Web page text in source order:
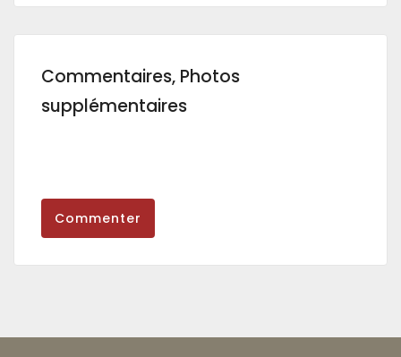
Commentaires, Photos
supplémentaires
Commenter